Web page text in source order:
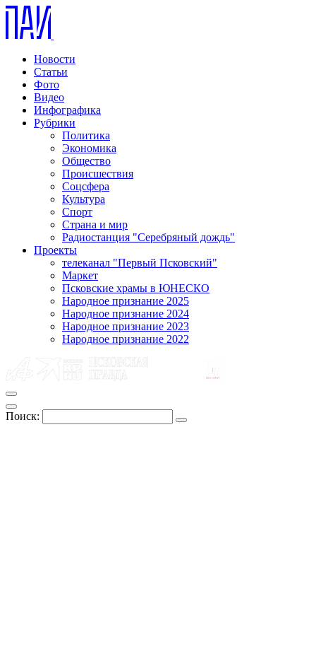
Новости
Статьи
Фото
Видео
Инфографика
Рубрики
Политика
Экономика
Общество
Происшествия
Соцсфера
Культура
Спорт
Страна и мир
Радиостанция "Серебряный дождь"
Проекты
телеканал "Первый Псковский"
Маркет
Псковские храмы в ЮНЕСКО
Народное признание 2025
Народное признание 2024
Народное признание 2023
Народное признание 2022
Поиск: